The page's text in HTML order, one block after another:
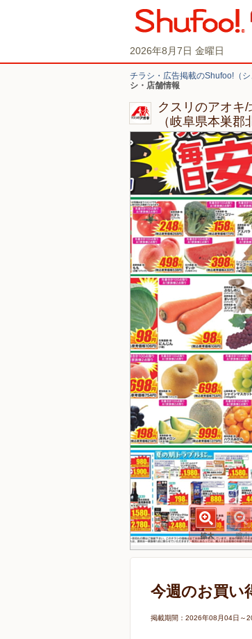
2026年8月7日 金曜日
チラシ・広告掲載のShufoo!（シ
シ・店舗情報
クスリのアオキ
（岐阜県本巣郡
今週のお買い
掲載期間：2026年08月04日～